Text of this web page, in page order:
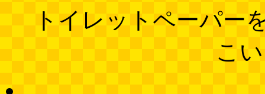
トイレットペーパー
こ